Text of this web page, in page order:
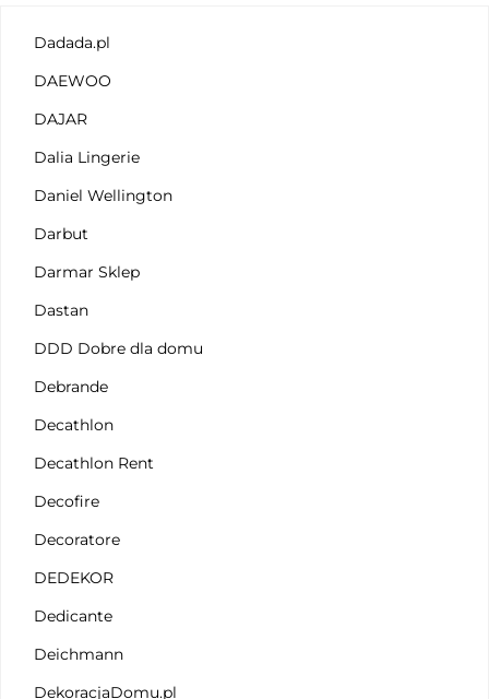
Dadada.pl
DAEWOO
DAJAR
Dalia Lingerie
Daniel Wellington
Darbut
Darmar Sklep
Dastan
DDD Dobre dla domu
Debrande
Decathlon
Decathlon Rent
Decofire
Decoratore
DEDEKOR
Dedicante
Deichmann
DekoracjaDomu.pl